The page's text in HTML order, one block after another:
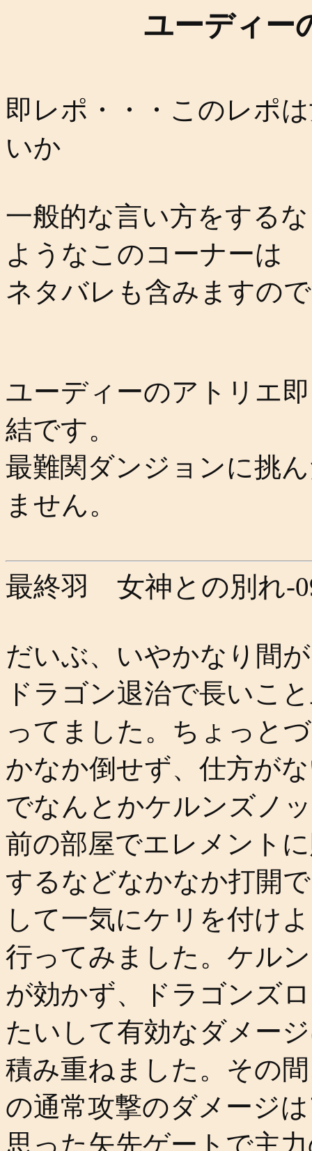
ユーディー
即レポ・・・このレポ
いか
一般的な言い方をする
ようなこのコーナーは
ネタバレも含みますの
ユーディーのアトリエ
結です。
最難関ダンジョンに挑
ません。
最終羽 女神との別れ-
だいぶ、いやかなり間
ドラゴン退治で長いこ
ってました。ちょっと
かなか倒せず、仕方が
でなんとかケルンズノ
前の部屋でエレメント
するなどなかなか打開
して一気にケリを付け
行ってみました。ケル
が効かず、ドラゴンズ
たいして有効なダメー
積み重ねました。その
の通常攻撃のダメージ
思った矢先ゲートで主